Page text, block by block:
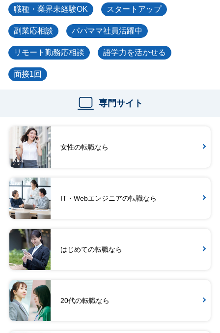
職種・業界未経験OK スタートアップ
副業応相談 パパママ社員活躍中
リモート勤務応相談 語学力を活かせる
面接1回
専門サイト
女性の転職なら
IT・Webエンジニアの転職なら
はじめての転職なら
20代の転職なら